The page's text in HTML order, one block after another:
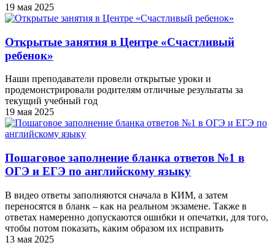
19 мая 2025
Открытые занятия в Центре «Счастливый
ребенок»
Наши преподаватели провели открытые уроки и
продемонстрировали родителям отличные результаты за
текущий учебный год
19 мая 2025
Пошаговое заполнение бланка ответов №1 в
ОГЭ и ЕГЭ по английскому языку
В видео ответы заполняются сначала в КИМ, а затем
переносятся в бланк – как на реальном экзамене. Также в
ответах намеренно допускаются ошибки и опечатки, для того,
чтобы потом показать, каким образом их исправить
13 мая 2025